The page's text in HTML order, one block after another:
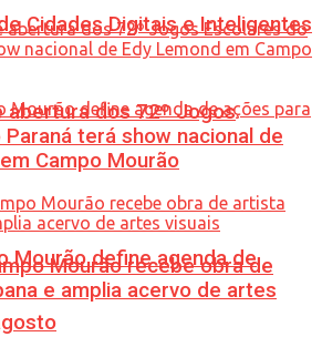
Cidades Digitais e Inteligentes
Mourão define agenda de
abertura dos 72º Jogos
terá show nacional de
Campo Mourão
Mourão recebe obra de
e amplia acervo de artes